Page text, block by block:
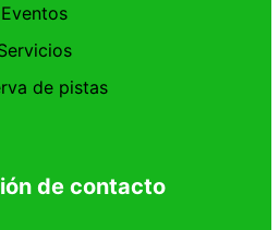
Eventos
de pistas
de contacto